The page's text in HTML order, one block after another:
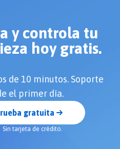
y controla tu
hoy gratis.
de 10 minutos. Soporte
el primer día.
gratuita
Sin tarjeta de crédito.